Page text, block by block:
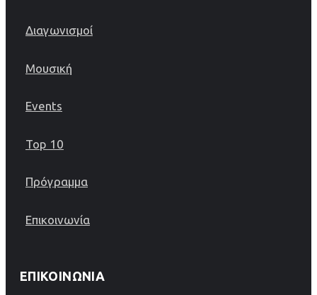
Διαγωνισμοί
Μουσική
Events
Top 10
Πρόγραμμα
Επικοινωνία
ΕΠΙΚΟΙΝΩΝΊΑ